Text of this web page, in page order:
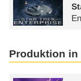
Produktion in